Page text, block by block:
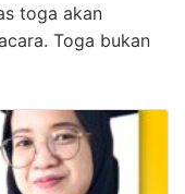
toga akan
Toga bukan